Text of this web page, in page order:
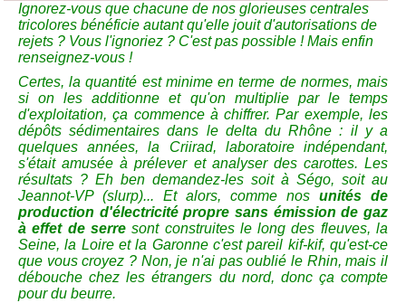
Ignorez-vous que chacune de nos glorieuses centrales
tricolores bénéficie autant qu'elle jouit d'autorisations de
rejets ? Vous l'ignoriez ? C'est pas possible ! Mais enfin
renseignez-vous !
Certes, la quantité est minime en terme de normes, mais
si on les additionne et qu'on multiplie par le temps
d'exploitation, ça commence à chiffrer. Par exemple, les
dépôts sédimentaires dans le delta du Rhône : il y a
quelques années, la Criirad, laboratoire indépendant,
s'était amusée à prélever et analyser des carottes. Les
résultats ? Eh ben demandez-les soit à Ségo, soit au
Jeannot-VP (slurp)... Et alors, comme nos unités de
production d'électricité propre sans émission de gaz
à effet de serresont construites le long des fleuves, la
Seine, la Loire et la Garonne c'est pareil kif-kif, qu'est-ce
que vous croyez ? Non, je n'ai pas oublié le Rhin, mais il
débouche chez les étrangers du nord, donc ça compte
pour du beurre.